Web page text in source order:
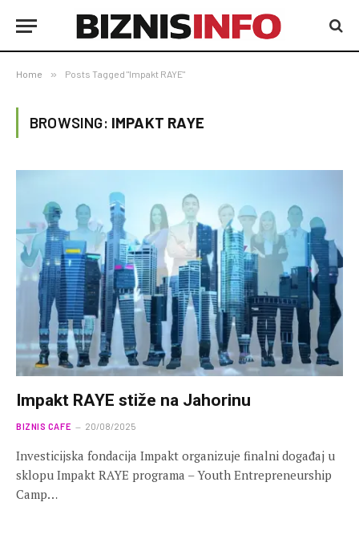
Home » Posts Tagged "Impakt RAYE"
BROWSING: IMPAKT RAYE
Impakt RAYE stiže na Jahorinu
BIZNIS CAFE 20/08/2025
Investicijska fondacija Impakt organizuje finalni događaj u
sklopu Impakt RAYE programa – Youth Entrepreneurship
Camp…